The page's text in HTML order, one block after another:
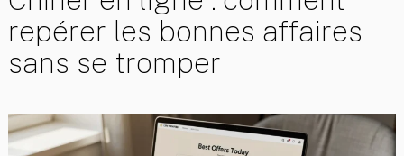
repérer les bonnes affaires
sans se tromper